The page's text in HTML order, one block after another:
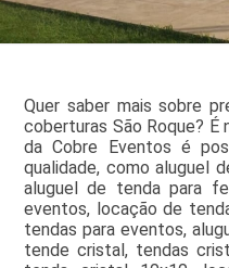
Quer saber mais sobre
coberturas São Roque? É
da Cobre Eventos é
qualidade, como aluguel
aluguel de tenda para
eventos, locação de
tendas para eventos,
tende cristal, tendas